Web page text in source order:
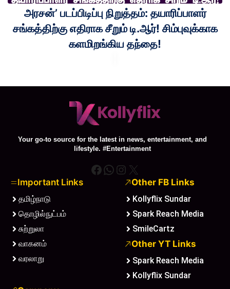
அரசன்’ படப்பிடிப்பு நிறுத்தம்: தயாரிப்பாளர்
சங்கத்திற்கு எதிராக சீறும் டி.ஆர்! சிம்புவுக்காக
களமிறங்கிய தந்தை!
Your go-to source for the latest in news, entertainment, and
lifestyle. #Entertainment
Facebook
WhatsApp
Instagram
X
Important Links
தமிழ்நாடு
தொழில்நுட்பம்
சுற்றுலா
வாகனம்
வரலாறு
Other FB Links
Kollyflix Sundar
Spark Reach Media
SmileCartz
Other YT Links
Spark Reach Media
Kollyflix Sundar